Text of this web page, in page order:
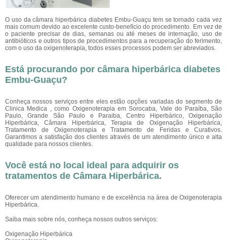
O uso da câmara hiperbárica diabetes Embu-Guaçu tem se tornado cada vez
mais comum devido ao excelente custo-benefício do procedimento. Em vez de
o paciente precisar de dias, semanas ou até meses de internação, uso de
antibióticos e outros tipos de procedimentos para a recuperação do ferimento,
com o uso da oxigenoterapia, todos esses processos podem ser abreviados.
Está procurando por câmara hiperbárica diabetes
Embu-Guaçu?
Conheça nossos serviços entre eles estão opções variadas do segmento de
Clinica Medica , como Oxigenoterapia em Sorocaba, Vale do Paraíba, São
Paulo, Grande São Paulo e Paraiba, Centro Hiperbárico, Oxigenação
Hiperbárica, Câmara Hiperbárica, Terapia de Oxigenação Hiperbárica,
Tratamento de Oxigenoterapia e Tratamento de Feridas e Curativos.
Garantimos a satisfação dos clientes através de um atendimento único e alta
qualidade para nossos clientes.
Você está no local ideal para adquirir os
tratamentos de Câmara Hiperbárica.
Oferecer um atendimento humano e de excelência na área de Oxigenoterapia
Hiperbárica.
Saiba mais sobre nós, conheça nossos outros serviços:
Oxigenação Hiperbárica